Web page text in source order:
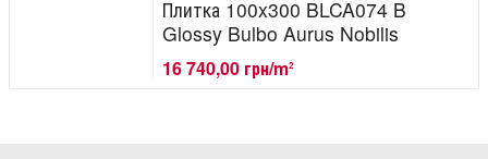
Плитка 100x300 BLCA074 B
Glossy Bulbo Aurus Nobilis
16 740,00 грн/m2